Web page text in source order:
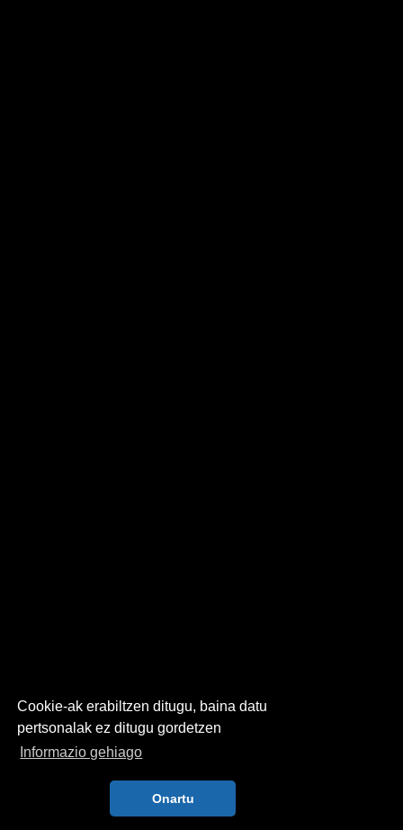
Cookie-ak erabiltzen ditugu, baina datu
pertsonalak ez ditugu gordetzen
Informazio gehiago
Onartu